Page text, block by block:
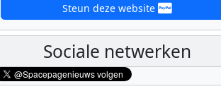
Steun deze website
Sociale netwerken